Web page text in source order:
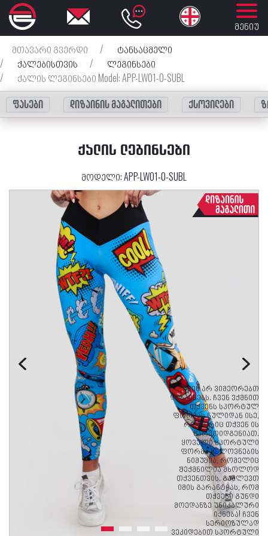
მენიუ
მთავარი გვერდი
/
ტანსაცმელი
/
ქალებისთვის /
ლეგინსები
/
ქალის ლეგინსები Model: APP-LW01-0-SUBL
ფასები
დიზაინის მაგალითები ქსოვილები
ᲥᲐᲚᲘᲡ ᲚᲔᲒᲘᲜᲡᲔᲑᲘ
მოდელი:APP-LW01-0-SUBL
"ჩვენ არ ვიმეორებთ
დიზაინებს. ჩვენ ვქმნით
თქვენს სპორტულ
ფორმას ნულიდან ისე,
როგორიც თქვენ ის
წარმოიდგენიათ.
ყოველი სპორტული
ფორმა ხელოვნების
ნიმუშია, რომელიც
შექმნილია მხოლოდ
თქვენთვის. გაძლევთ
იმის გარანტიას, რომ
თქვენი გუნდი
მოედანზე უნიკალური
იქნება! ჩვენ
სერიოზულად
ვეკიდებით სპორტული